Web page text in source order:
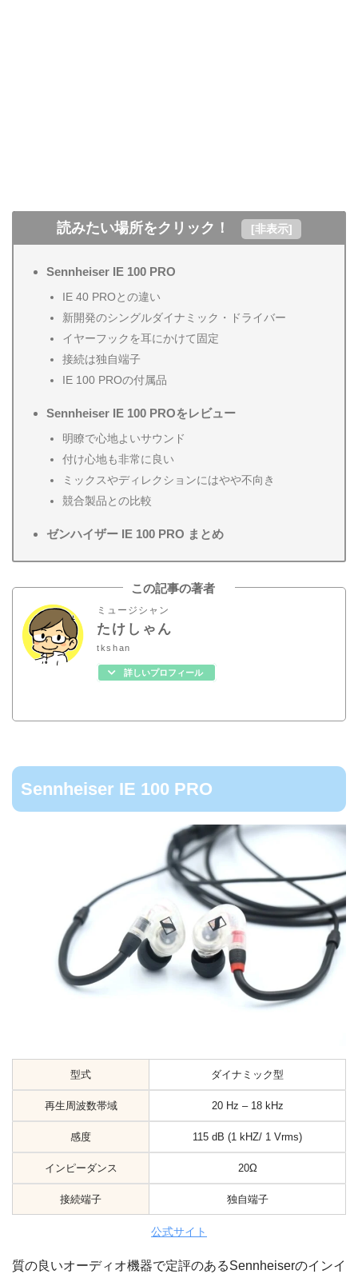
Sennheiser プロオーディオ製品 正規代理店一
覧
読みたい場所をクリック！ [非表示]
Sennheiser IE 100 PRO
IE 40 PROとの違い
新開発のシングルダイナミック・ドライバー
イヤーフックを耳にかけて固定
接続は独自端子
IE 100 PROの付属品
Sennheiser IE 100 PROをレビュー
明瞭で心地よいサウンド
付け心地も非常に良い
ミックスやディレクションにはやや不向き
競合製品との比較
ゼンハイザー IE 100 PRO まとめ
この記事の著者
ミュージシャン
たけしゃん
tkshan
詳しいプロフィール
Sennheiser IE 100 PRO
型式 ダイナミック型
再生周波数帯域 20 Hz – 18 kHz
感度 115 dB (1 kHZ/ 1 Vrms)
インピーダンス 20Ω
接続端子 独自端子
公式サイト
質の良いオーディオ機器で定評のあるSennheiserのインイ